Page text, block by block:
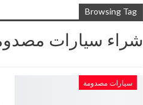
Browsing Tag
شراء سيارات
سيارات مصدومة